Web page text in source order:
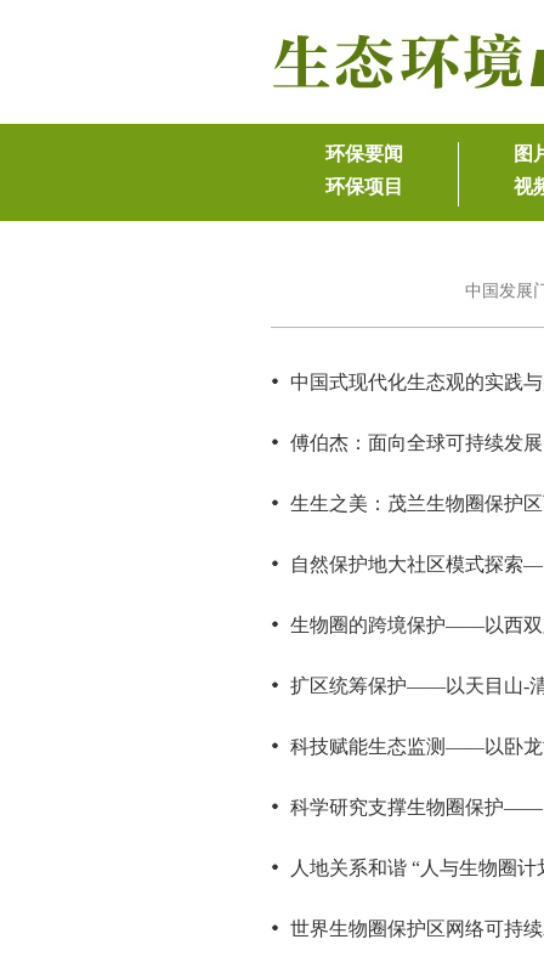
中国发展
中国式现代化生态观的实践
傅伯杰：面向全球可持续发
生生之美：茂兰生物圈保护
自然保护地大社区模式探索
生物圈的跨境保护——以西双
扩区统筹保护——以天目山-
科技赋能生态监测——以卧龙
科学研究支撑生物圈保护——
人地关系和谐 “人与生物圈
世界生物圈保护区网络可持